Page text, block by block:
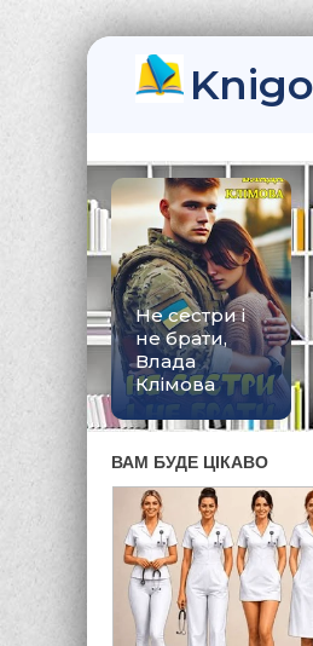
Не сестри і
не брати,
Влада
Клімова